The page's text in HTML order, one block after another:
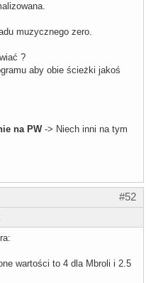
muzycznego zero.
?
aby obie ścieżki jakoś
na PW-> Niech inni na tym
#52
wartości to 4 dla Mbroli i 2.5